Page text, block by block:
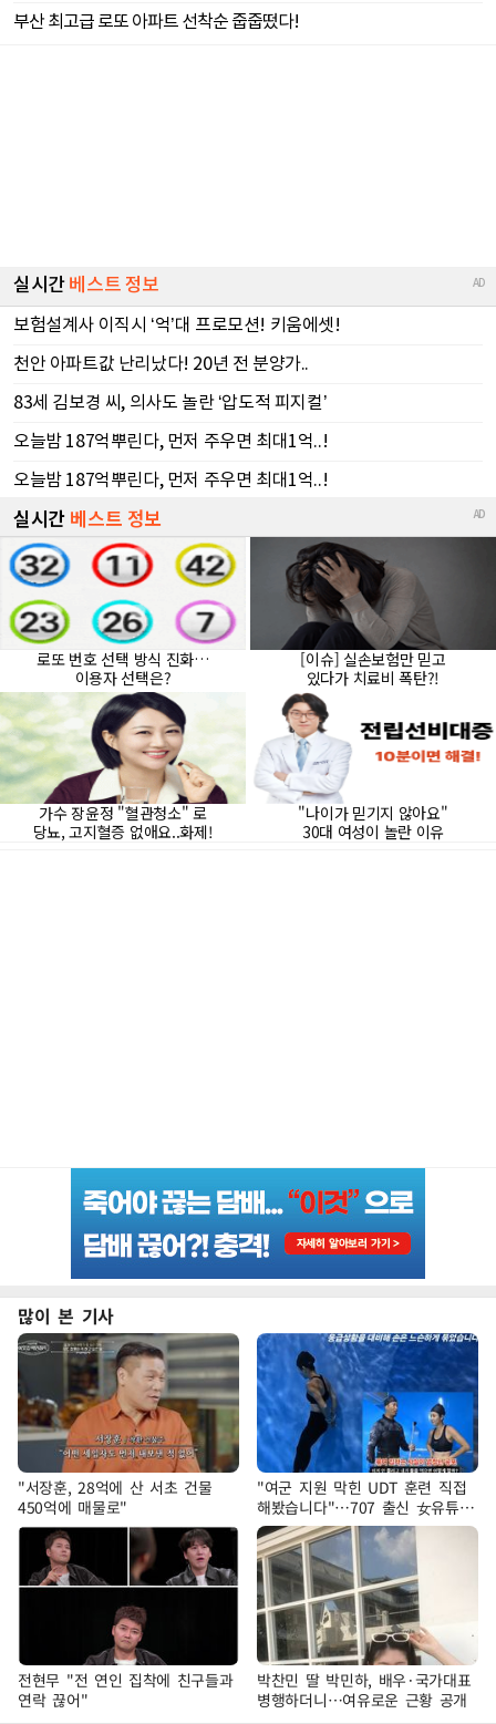
많이 본 기사
"서장훈, 28억에 산 서초 건물
450억에 매물로"
"여군 지원 막힌 UDT 훈련 직접
해봤습니다"…707 출신 女유튜버
'완벽 소화'
전현무 "전 연인 집착에 친구들과
연락 끊어"
박찬민 딸 박민하, 배우·국가대표
병행하더니…여유로운 근황 공개